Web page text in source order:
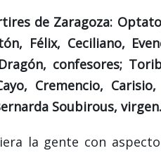
de Zaragoza:
Félix, Ceciliano,
confesores;
Cremencio,
Soubirous, virgen.
la gente con